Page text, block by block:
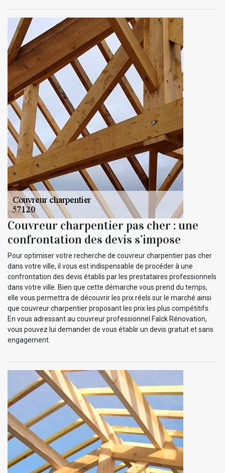
Couvreur charpentier pas cher : une
confrontation des devis s’impose
Pour optimiser votre recherche de couvreur charpentier pas cher
dans votre ville, il vous est indispensable de procéder à une
confrontation des devis établis par les prestataires professionnels
dans votre ville. Bien que cette démarche vous prend du temps,
elle vous permettra de découvrir les prix réels sur le marché ainsi
que couvreur charpentier proposant les prix les plus compétitifs.
En vous adressant au couvreur professionnel Falck Rénovation,
vous pouvez lui demander de vous établir un devis gratuit et sans
engagement.